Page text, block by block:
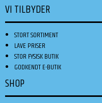
VI TILBYDER
STORT SORTIMENT
LAVE PRISER
STOR FYSISK BUTIK
GODKENDT E-BUTIK
SHOP